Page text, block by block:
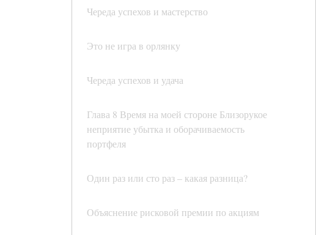
Череда успехов и мастерство
Это не игра в орлянку
Череда успехов и удача
Глава 8 Время на моей стороне Близорукое
неприятие убытка и оборачиваемость
портфеля
Один раз или сто раз – какая разница?
Объяснение рисковой премии по акциям